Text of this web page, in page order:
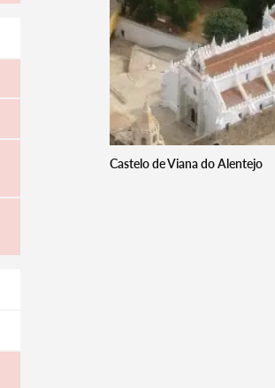
Castelo de Viana do Alentejo